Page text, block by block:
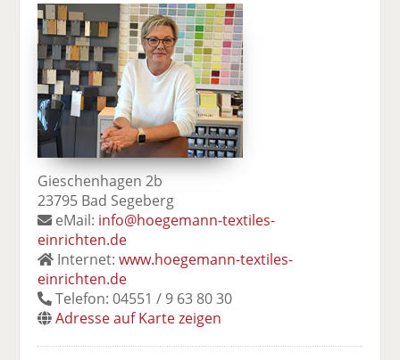
Gieschenhagen 2b
23795 Bad Segeberg
eMail: info@hoegemann-textiles-
einrichten.de
Internet:www.hoegemann-textiles-
einrichten.de
Telefon: 04551 / 9 63 80 30
Adresse auf Karte zeigen